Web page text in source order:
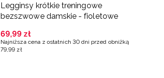
Legginsy krótkie treningowe
bezszwowe damskie - fioletowe
69,99 zł
Najniższa cena z ostatnich 30 dni przed obniżką
79,99 zł